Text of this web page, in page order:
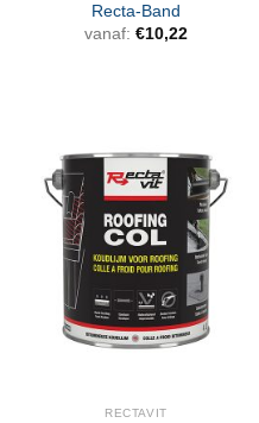
Recta-Band
vanaf: €10,22
RECTAVIT